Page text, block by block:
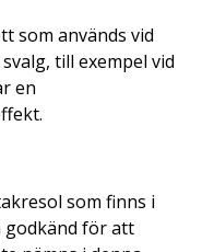
som används vid
till exempel vid
en
som finns i
godkänd för att